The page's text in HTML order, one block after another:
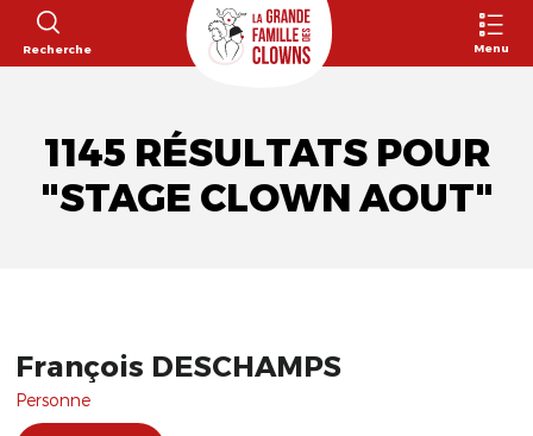
Recherche Menu
1145 RÉSULTATS POUR
"STAGE CLOWN AOUT"
François DESCHAMPS
Personne